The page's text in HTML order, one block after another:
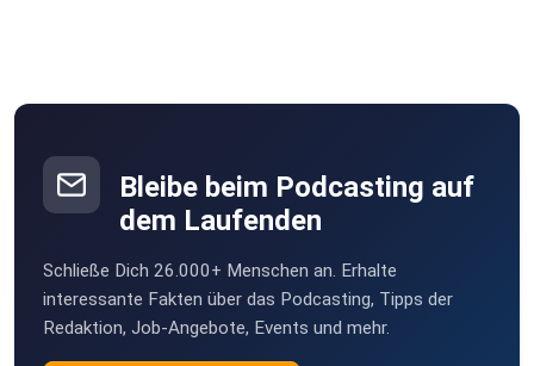
Bleibe beim Podcasting auf
dem Laufenden
Schließe Dich 26.000+ Menschen an. Erhalte
interessante Fakten über das Podcasting, Tipps der
Redaktion, Job-Angebote, Events und mehr.